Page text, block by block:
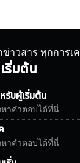
าวสาร ทุกการเ
ริ่มต้น
รับผู้เริ่มต้น
าคำตอบได้ที่นี่
าคำตอบได้ที่นี่